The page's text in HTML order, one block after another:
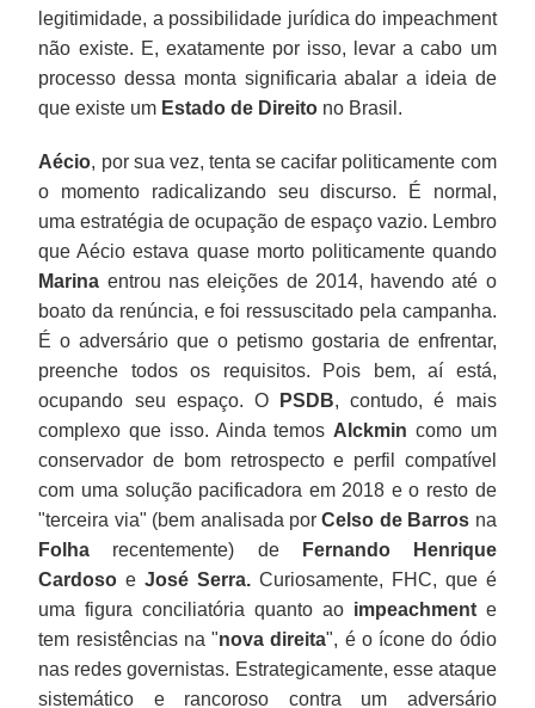
legitimidade, a possibilidade jurídica do impeachment
não existe. E, exatamente por isso, levar a cabo um
processo dessa monta significaria abalar a ideia de
que existe um Estado de Direito no Brasil.
Aécio, por sua vez, tenta se cacifar politicamente com
o momento radicalizando seu discurso. É normal,
uma estratégia de ocupação de espaço vazio. Lembro
que Aécio estava quase morto politicamente quando
Marina entrou nas eleições de 2014, havendo até o
boato da renúncia, e foi ressuscitado pela campanha.
É o adversário que o petismo gostaria de enfrentar,
preenche todos os requisitos. Pois bem, aí está,
ocupando seu espaço. O
PSDB, contudo, é mais
complexo que isso. Ainda temos Alckmin como um
conservador de bom retrospecto e perfil compatível
com uma solução pacificadora em 2018 e o resto de
"terceira via" (bem analisada porCelso de Barros na
Folha recentemente) de
Fernando Henrique
Cardoso eJosé Serra. Curiosamente, FHC, que é
uma figura conciliatória quanto ao impeachmente
tem resistências na "nova direita", é o ícone do ódio
nas redes governistas. Estrategicamente, esse ataque
sistemático e rancoroso contra um adversário